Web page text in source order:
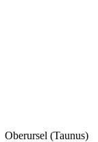
Oberursel (Taunus)